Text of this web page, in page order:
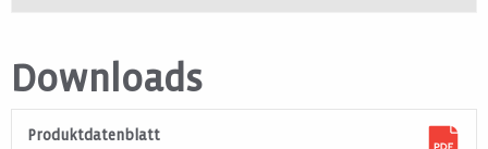
Downloads
Produktdatenblatt